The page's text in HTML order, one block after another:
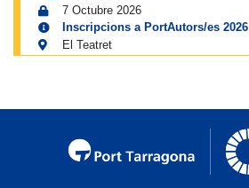
7 Octubre 2026
Inscripcions a PortAutors/es 2026
El Teatret